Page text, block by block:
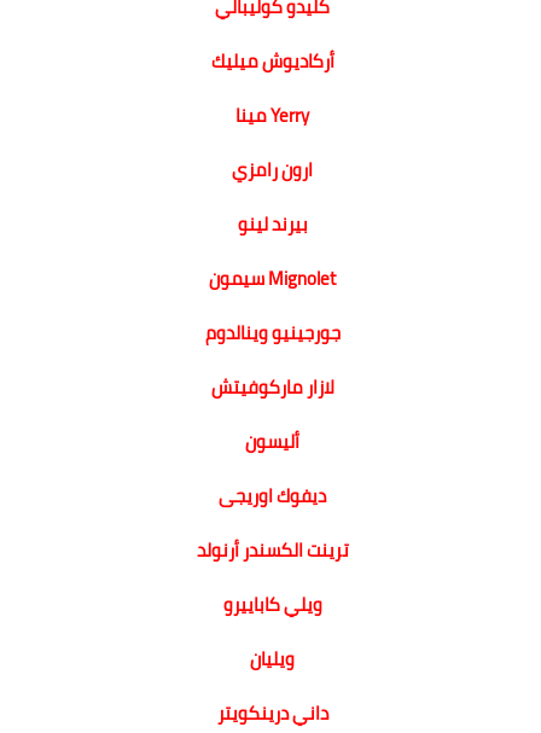
أركاديوش ميليك
Yerry مينا
ارون رامزي
بيرند لينو
Mignolet سيمون
جورجينيو وينالدوم
لازار ماركوفيتش
أليسون
ديفوك اوريجى
ترينت الكسندر أرنولد
ويلي كاباييرو
ويليان
داني درينكويتر